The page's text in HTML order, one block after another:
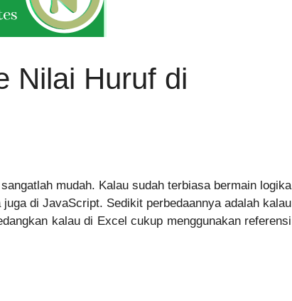
Nilai Huruf di
mudah. Kalau sudah terbiasa bermain logika
di JavaScript. Sedikit perbedaannya adalah kalau
kalau di Excel cukup menggunakan referensi